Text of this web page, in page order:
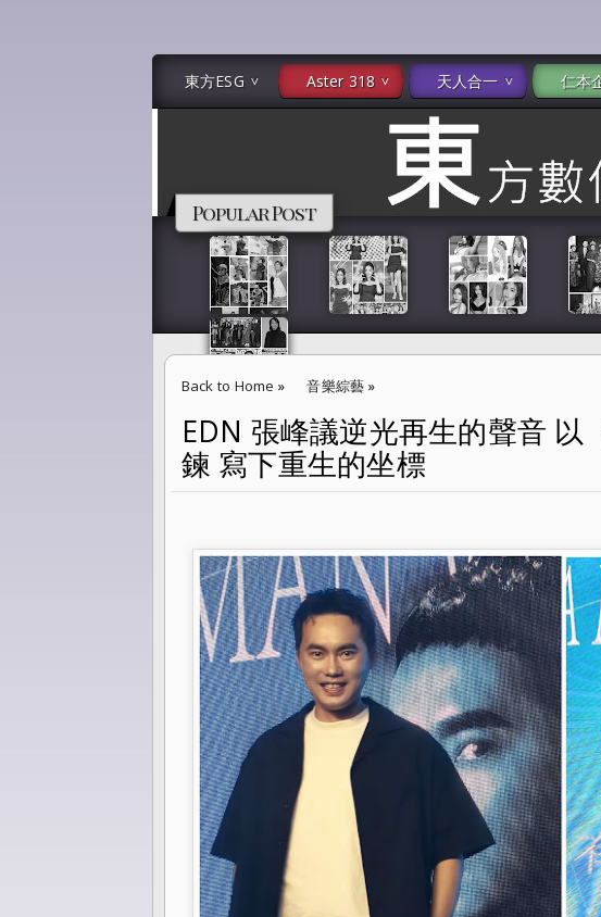
東方ESG Aster 318 天人合一 仁本
Popular Post
Back to Home » 音樂綜藝 »
EDN 張峰議逆光再生的聲音 以《有故事的人》走出九年淬鍊 寫下
EDN 張峰議逆光再生的聲音
鍊 寫下重生的坐標